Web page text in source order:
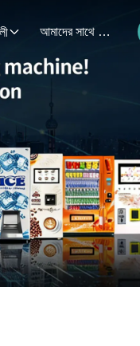
আমাদের সাথে যোগাযোগ করুন